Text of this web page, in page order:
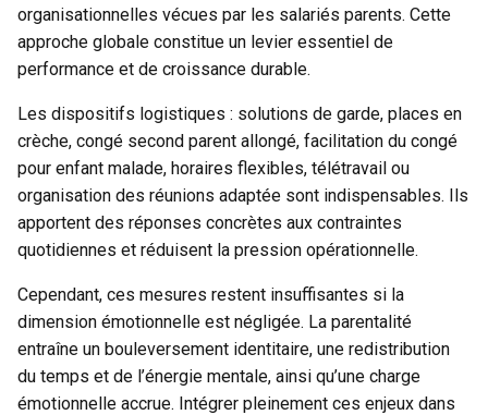
organisationnelles vécues par les salariés parents. Cette
approche globale constitue un levier essentiel de
performance et de croissance durable.
Les dispositifs logistiques : solutions de garde, places en
crèche, congé second parent allongé, facilitation du congé
pour enfant malade, horaires flexibles, télétravail ou
organisation des réunions adaptée sont indispensables. Ils
apportent des réponses concrètes aux contraintes
quotidiennes et réduisent la pression opérationnelle.
Cependant, ces mesures restent insuffisantes si la
dimension émotionnelle est négligée. La parentalité
entraîne un bouleversement identitaire, une redistribution
du temps et de l’énergie mentale, ainsi qu’une charge
émotionnelle accrue. Intégrer pleinement ces enjeux dans